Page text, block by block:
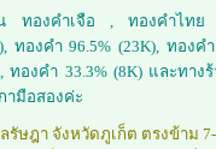
ทองคำเจือ , ทองคำไทย
ทองคำ 96.5% (23K), ทองค
ทองคำ 33.3% (8K) และทาง
ามือสองค่ะ
ษฎา จังหวัดภูเก็ต ตรงข้าม